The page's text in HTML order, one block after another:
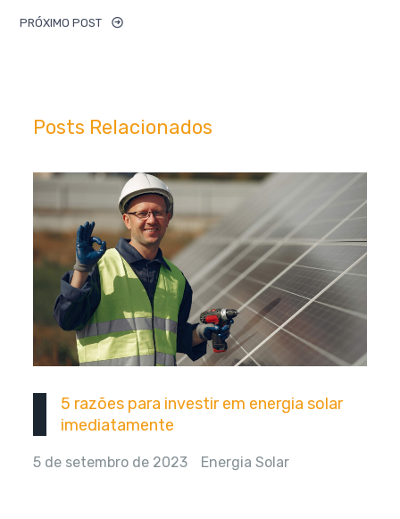
PRÓXIMO POST
Posts Relacionados
5 razões para investir em energia solar
imediatamente
5 de setembro de 2023 Energia Solar